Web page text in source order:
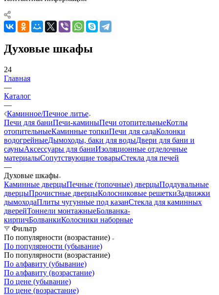
Духовые шкафы
24
Главная
—
Каталог
—
Каминное/Печное литье
Печи для баниПечи-каминыПечи отопительныеКотлы
отопительныеКаминные топкиПечи для садаКолонки
водогрейныеДымоходы, баки для водыДвери для бани и
сауныАксессуары для баниИзоляционные отделочные
материалыСопутствующие товарыСтекла для печей
—
Духовые шкафы
Каминные дверцыПечные (топочные) дверцыПоддувальные
дверцыПрочистные дверцыКолосниковые решеткиЗадвижки
дымоходаПлиты чугунные под казанСтекла для каминных
дверейТоннели монтажныеБолванка-
кирпичБолванкиКолосники наборные
Фильтр
По популярности (возрастание)
По популярности (убывание)
По популярности (возрастание)
По алфавиту (убывание)
По алфавиту (возрастание)
По цене (убывание)
По цене (возрастание)